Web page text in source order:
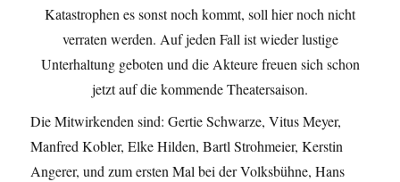
Katastrophen es sonst noch kommt, soll hier noch nicht
verraten werden. Auf jeden Fall ist wieder lustige
Unterhaltung geboten und die Akteure freuen sich schon
jetzt auf die kommende Theatersaison.
Die Mitwirkenden sind: Gertie Schwarze, Vitus Meyer,
Manfred Kobler, Elke Hilden, Bartl Strohmeier, Kerstin
Angerer, und zum ersten Mal bei der Volksbühne, Hans